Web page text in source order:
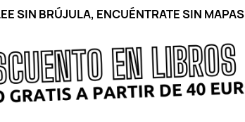
SIN BRÚJULA, ENCUÉNTRATE SIN MAPAS